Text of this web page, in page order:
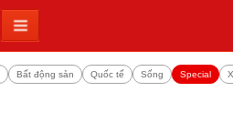
Bất động sản Quốc tế Sống Special